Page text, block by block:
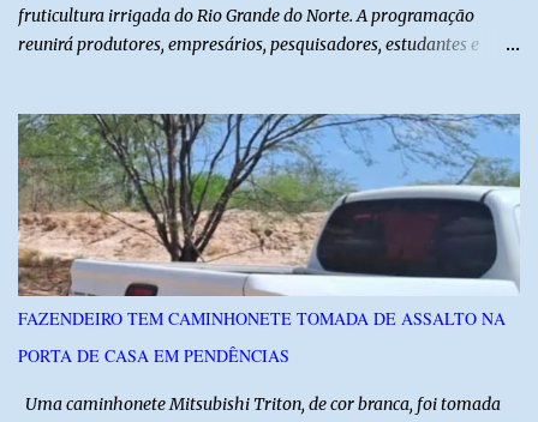
fruticultura irrigada do Rio Grande do Norte. A programação
reunirá produtores, empresários, pesquisadores, estudantes e
instituições e tecnologias voltadas ao setor. Além das atividades
técnicas, a feira contará com programação cultural. No dia 20 de
agosto, o público poderá prestigiar o show de humor com Mução,
seguido de apresentação musical de Vê Barreto. A Frut & Tec
reforça a importância do Distrito de Irrigação do Baixo Açu como
referência na fruticultura irrigada, promovendo conhecimento,
inovação e oportunidades para o desenvolvimento do agronegócio
potiguar. @associacaodiba
FAZENDEIRO TEM CAMINHONETE TOMADA DE ASSALTO NA
PORTA DE CASA EM PENDÊNCIAS
Uma caminhonete Mitsubishi Triton, de cor branca, foi tomada